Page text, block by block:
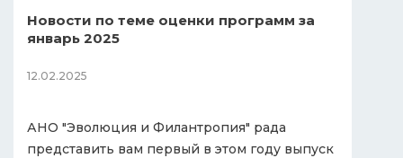
Новости по теме оценки программ за
январь 2025
12.02.2025
АНО "Эволюция и Филантропия" рада
представить вам первый в этом году выпуск